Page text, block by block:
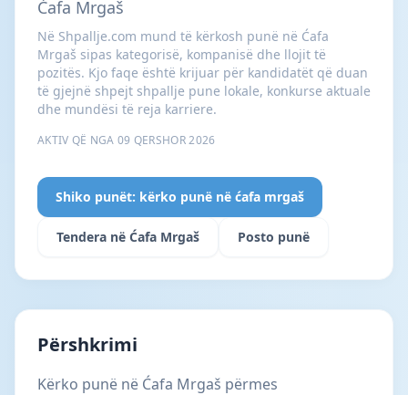
Ćafa Mrgaš
Në Shpallje.com mund të kërkosh punë në Ćafa
Mrgaš sipas kategorisë, kompanisë dhe llojit të
pozitës. Kjo faqe është krijuar për kandidatët që duan
të gjejnë shpejt shpallje pune lokale, konkurse aktuale
dhe mundësi të reja karriere.
AKTIV QË NGA 09 QERSHOR 2026
Shiko punët: kërko punë në ćafa mrgaš
Tendera në Ćafa Mrgaš Posto punë
Përshkrimi
Kërko punë në Ćafa Mrgaš përmes